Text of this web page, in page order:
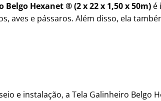
Belgo Hexanet ® (2 x 22 x 1,50 x 50m) é
aves e pássaros. Além disso, ela
e instalação, a Tela Galinheiro Belgo